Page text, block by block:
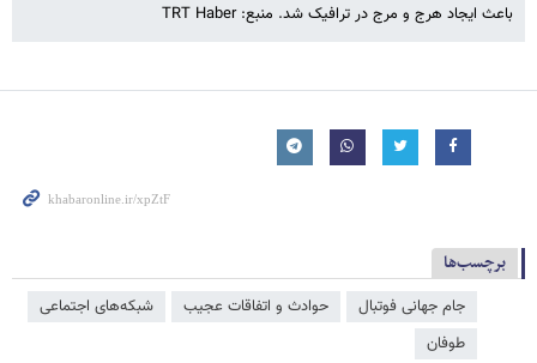
باعث ایجاد هرج و مرج در ترافیک شد. منبع: TRT Haber
برچسب‌ها
جام جهانی فوتبال حوادث و اتفاقات عجیب
شبکه‌‌های اجتماعی
طوفان